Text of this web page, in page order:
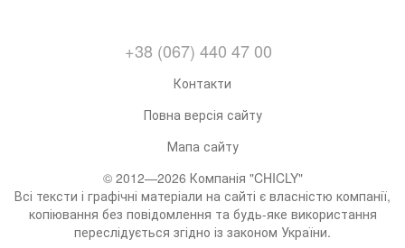
+38 (067) 440 47 00
Контакти
Повна версія сайту
Мапа сайту
© 2012—2026 Компанія "CHICLY"
Всі тексти і графічні матеріали на сайті є власністю компанії,
копіювання без повідомлення та будь-яке використання
переслідується згідно із законом України.